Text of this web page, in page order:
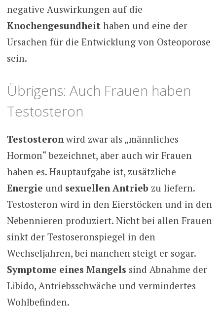
negative Auswirkungen auf die
Knochengesundheithaben und eine der
Ursachen für die Entwicklung von Osteoporose
sein.
Übrigens: Auch Frauen haben
Testosteron
Testosteronwird zwar als „männliches
Hormon“ bezeichnet, aber auch wir Frauen
haben es. Hauptaufgabe ist, zusätzliche
Energie und sexuellen Antrieb zu liefern.
Testosteron wird in den Eierstöcken und in den
Nebennieren produziert. Nicht bei allen Frauen
sinkt der Testoseronspiegel in den
Wechseljahren, bei manchen steigt er sogar.
Symptome eines Mangels sind Abnahme der
Libido, Antriebsschwäche und vermindertes
Wohlbefinden.